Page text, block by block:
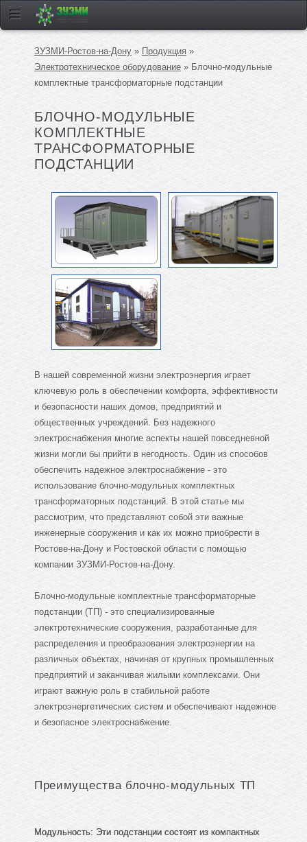
ЗУЗМИ-Ростов-на-Дону » Продукция »
Электротехническое оборудование » Блочно-модульные
комплектные трансформаторные подстанции
БЛОЧНО-МОДУЛЬНЫЕ
КОМПЛЕКТНЫЕ
ТРАНСФОРМАТОРНЫЕ
ПОДСТАНЦИИ
В нашей современной жизни электроэнергия играет
ключевую роль в обеспечении комфорта, эффективности
и безопасности наших домов, предприятий и
общественных учреждений. Без надежного
электроснабжения многие аспекты нашей повседневной
жизни могли бы прийти в негодность. Один из способов
обеспечить надежное электроснабжение - это
использование блочно-модульных комплектных
трансформаторных подстанций. В этой статье мы
рассмотрим, что представляют собой эти важные
инженерные сооружения и как их можно приобрести в
Ростове-на-Дону и Ростовской области с помощью
компании ЗУЗМИ-Ростов-на-Дону.
Блочно-модульные комплектные трансформаторные
подстанции (ТП) - это специализированные
электротехнические сооружения, разработанные для
распределения и преобразования электроэнергии на
различных объектах, начиная от крупных промышленных
предприятий и заканчивая жилыми комплексами. Они
играют важную роль в стабильной работе
электроэнергетических систем и обеспечивают надежное
и безопасное электроснабжение.
Преимущества блочно-модульных ТП
Модульность: Эти подстанции состоят из компактных